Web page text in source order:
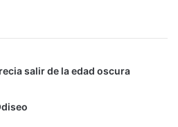
salir de la edad oscura